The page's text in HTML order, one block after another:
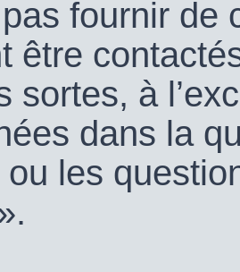
fournir de
être
sortes, à
dans la
les